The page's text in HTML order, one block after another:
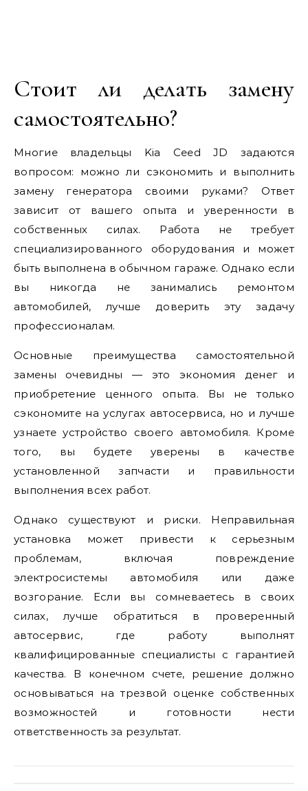
Стоит ли делать замену
самостоятельно?
Многие владельцы Kia Ceed JD задаются
вопросом: можно ли сэкономить и выполнить
замену генератора своими руками? Ответ
зависит от вашего опыта и уверенности в
собственных силах. Работа не требует
специализированного оборудования и может
быть выполнена в обычном гараже. Однако если
вы никогда не занимались ремонтом
автомобилей, лучше доверить эту задачу
профессионалам.
Основные преимущества самостоятельной
замены очевидны — это экономия денег и
приобретение ценного опыта. Вы не только
сэкономите на услугах автосервиса, но и лучше
узнаете устройство своего автомобиля. Кроме
того, вы будете уверены в качестве
установленной запчасти и правильности
выполнения всех работ.
Однако существуют и риски. Неправильная
установка может привести к серьезным
проблемам, включая повреждение
электросистемы автомобиля или даже
возгорание. Если вы сомневаетесь в своих
силах, лучше обратиться в проверенный
автосервис, где работу выполнят
квалифицированные специалисты с гарантией
качества. В конечном счете, решение должно
основываться на трезвой оценке собственных
возможностей и готовности нести
ответственность за результат.